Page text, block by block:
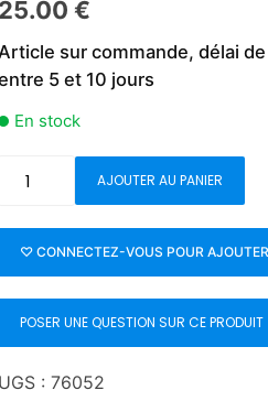
Foulards
Feu
Livres sur la Magie
Livres en Anglais
25.00€
sur commande, délai
5 et 10 jours
En stock
Dragon
Playing
AJOUTER AU PANIER
♡ CONNECTEZ-VOUS POUR
POSER UNE QUESTION SUR CE PRODUIT
UGS :76052